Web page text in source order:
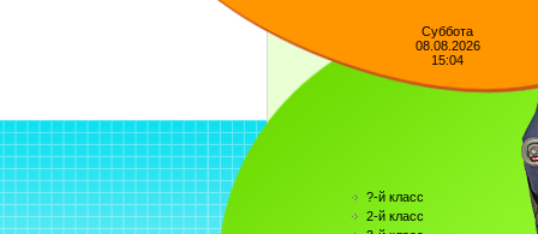
Суббота
08.08.2026
15:04
?-й класс
2-й класс